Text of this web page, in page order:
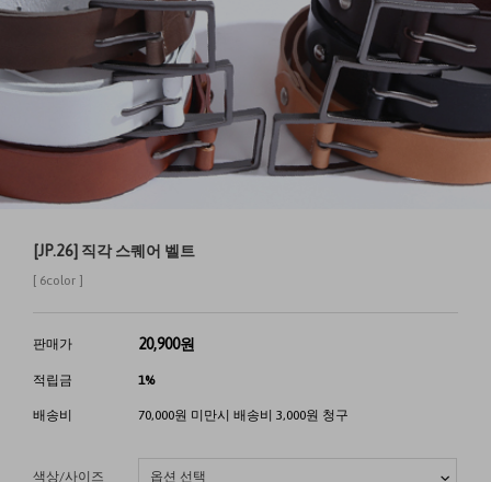
[JP.26] 직각 스퀘어 벨트
[ 6color ]
판매가 20,900원
적립금 1%
배송비 70,000원 미만시 배송비 3,000원 청구
색상/사이즈